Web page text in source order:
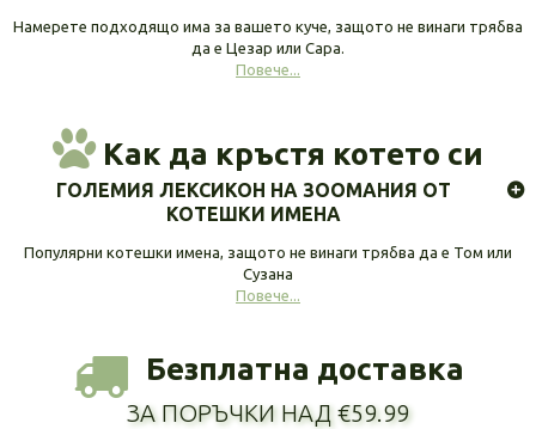
Намерете подходящо има за вашето куче, защото не винаги трябва
да е Цезар или Сара.
Повече...
Как да кръстя котето си
ГОЛЕМИЯ ЛЕКСИКОН НА ЗООМАНИЯ ОТ
КОТЕШКИ ИМЕНА
Популярни котешки имена, защото не винаги трябва да е Том или
Сузана
Повече...
Безплатна доставка
ЗА ПОРЪЧКИ НАД €59.99